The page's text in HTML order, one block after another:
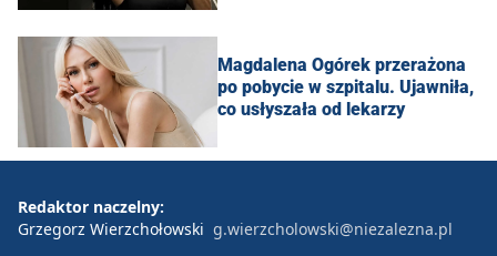
Magdalena Ogórek przerażona
po pobycie w szpitalu. Ujawniła,
co usłyszała od lekarzy
Redaktor naczelny:
Grzegorz Wierzchołowski g.wierzcholowski@niezalezna.pl